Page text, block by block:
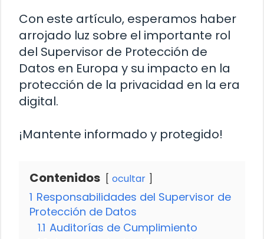
Con este artículo, esperamos haber
arrojado luz sobre el importante rol
del Supervisor de Protección de
Datos en Europa y su impacto en la
protección de la privacidad en la era
digital.
¡Mantente informado y protegido!
Contenidos ocultar
1 Responsabilidades del Supervisor de
Protección de Datos
1.1 Auditorías de Cumplimiento